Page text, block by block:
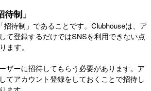
制」
招待制」であることです。Clubhouseは、ア
て登録するだけではSNSを利用できない点
ます。
ザーに招待してもらう必要があります。ア
てアカウント登録をしておくことで招待し